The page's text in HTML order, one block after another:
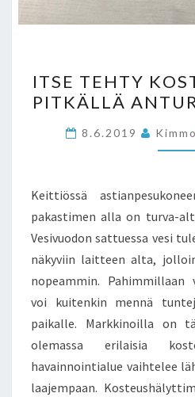
ITSE TEHTY
PITKÄLLÄ
8.6.2019 Kimmo
Keittiössä
pakastimen alla on turva-
Vesivuodon sattuessa vesi
näkyviin laitteen alta,
nopeammin. Pahimmillaan
voi kuitenkin mennä
paikalle. Markkinoilla on
olemassa erilaisia
havainnointialue vaihtelee
laajempaan.